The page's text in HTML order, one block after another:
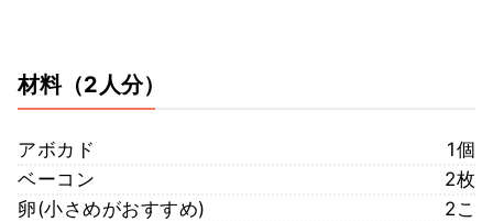
材料（2人分）
アボカド
1個
ベーコン
2枚
卵(小さめがおすすめ)
2こ